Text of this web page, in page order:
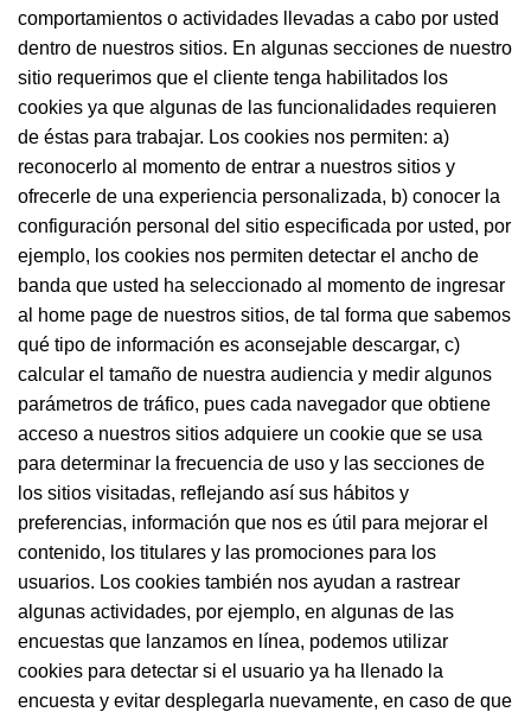
comportamientos o actividades llevadas a cabo por usted
dentro de nuestros sitios. En algunas secciones de nuestro
sitio requerimos que el cliente tenga habilitados los
cookies ya que algunas de las funcionalidades requieren
de éstas para trabajar. Los cookies nos permiten: a)
reconocerlo al momento de entrar a nuestros sitios y
ofrecerle de una experiencia personalizada, b) conocer la
configuración personal del sitio especificada por usted, por
ejemplo, los cookies nos permiten detectar el ancho de
banda que usted ha seleccionado al momento de ingresar
al home page de nuestros sitios, de tal forma que sabemos
qué tipo de información es aconsejable descargar, c)
calcular el tamaño de nuestra audiencia y medir algunos
parámetros de tráfico, pues cada navegador que obtiene
acceso a nuestros sitios adquiere un cookie que se usa
para determinar la frecuencia de uso y las secciones de
los sitios visitadas, reflejando así sus hábitos y
preferencias, información que nos es útil para mejorar el
contenido, los titulares y las promociones para los
usuarios. Los cookies también nos ayudan a rastrear
algunas actividades, por ejemplo, en algunas de las
encuestas que lanzamos en línea, podemos utilizar
cookies para detectar si el usuario ya ha llenado la
encuesta y evitar desplegarla nuevamente, en caso de que